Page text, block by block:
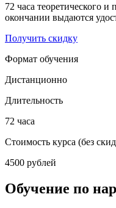
72 часа теоретического
окончании выдаются
Получить скидку
Формат обучения
Дистанционно
Длительность
72 часа
Стоимость курса (без
4500 рублей
Обучение по